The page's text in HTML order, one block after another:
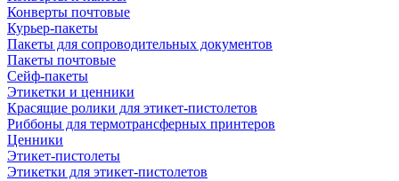
Конверты почтовые
Курьер-пакеты
Пакеты для сопроводительных документов
Пакеты почтовые
Сейф-пакеты
Этикетки и ценники
Красящие ролики для этикет-пистолетов
Риббоны для термотрансферных принтеров
Ценники
Этикет-пистолеты
Этикетки для этикет-пистолетов